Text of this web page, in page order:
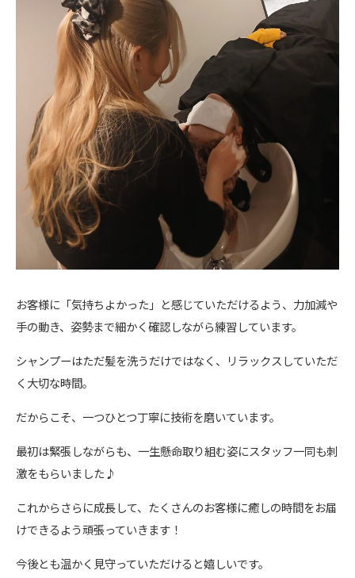
お客様に「気持ちよかった」と感じていただけるよう、力加減や
手の動き、姿勢まで細かく確認しながら練習しています。
シャンプーはただ髪を洗うだけではなく、リラックスしていただ
く大切な時間。
だからこそ、一つひとつ丁寧に技術を磨いています。
最初は緊張しながらも、一生懸命取り組む姿にスタッフ一同も刺
激をもらいました♪
これからさらに成長して、たくさんのお客様に癒しの時間をお届
けできるよう頑張っていきます！
今後とも温かく見守っていただけると嬉しいです。